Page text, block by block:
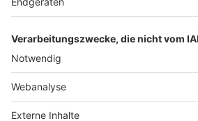
Nutzungsbedingungen Datenschutz